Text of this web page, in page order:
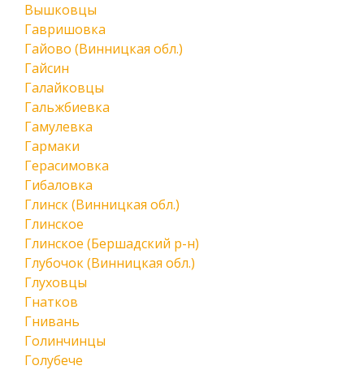
Вышковцы
Гавришовка
Гайово (Винницкая обл.)
Гайсин
Галайковцы
Гальжбиевка
Гамулевка
Гармаки
Герасимовка
Гибаловка
Глинск (Винницкая обл.)
Глинское
Глинское (Бершадский р-н)
Глубочок (Винницкая обл.)
Глуховцы
Гнатков
Гнивань
Голинчинцы
Голубече